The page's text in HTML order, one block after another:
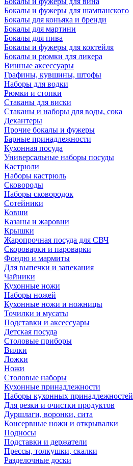
Бокалы и фужеры для шампанского
Бокалы для коньяка и бренди
Бокалы для мартини
Бокалы для пива
Бокалы и фужеры для коктейля
Бокалы и рюмки для ликера
Винные аксессуары
Графины, кувшины, штофы
Наборы для водки
Рюмки и стопки
Стаканы для виски
Стаканы и наборы для воды, сока
Декантеры
Прочие бокалы и фужеры
Барные принадлежности
Кухонная посуда
Универсальные наборы посуды
Кастрюли
Наборы кастрюль
Сковороды
Наборы сковородок
Сотейники
Ковши
Казаны и жаровни
Крышки
Жаропрочная посуда для СВЧ
Скороварки и пароварки
Фондю и мармиты
Для выпечки и запекания
Чайники
Кухонные ножи
Наборы ножей
Кухонные ножи и ножницы
Точилки и мусаты
Подставки и аксессуары
Детская посуда
Столовые приборы
Вилки
Ложки
Ножи
Столовые наборы
Кухонные принадлежности
Наборы кухонных принадлежностей
Для резки и очистки продуктов
Дуршлаги, воронки, сита
Консервные ножи и открывалки
Подносы
Подставки и держатели
Прессы, толкушки, скалки
Разделочные доски